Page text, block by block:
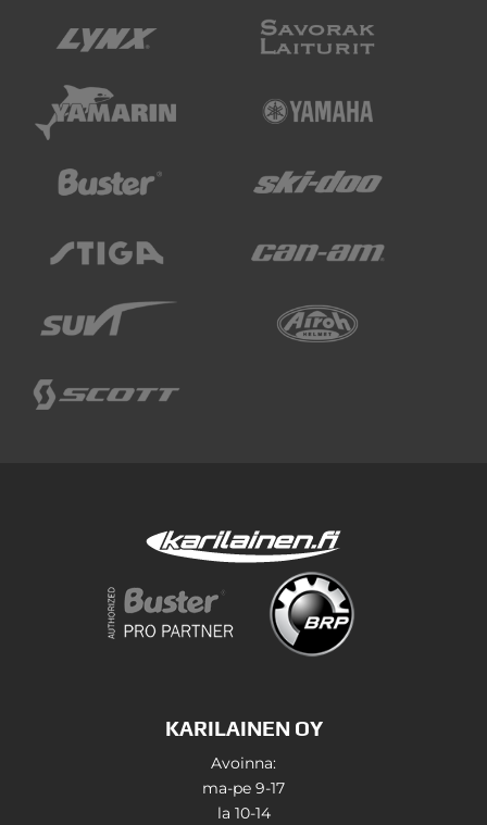
KARILAINEN OY
Avoinna:
ma-pe 9-17
la 10-14